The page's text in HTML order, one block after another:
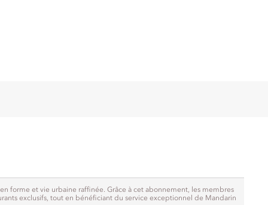
forme et vie urbaine raffinée. Grâce à cet abonnement, les membres
exclusifs, tout en bénéficiant du service exceptionnel de Mandarin